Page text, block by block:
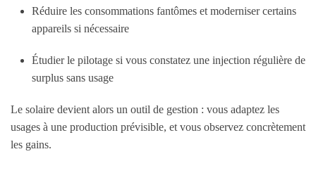
Réduire les consommations fantômes et moderniser certains
appareils si nécessaire
Étudier le pilotage si vous constatez une injection régulière de
surplus sans usage
Le solaire devient alors un outil de gestion : vous adaptez les
usages à une production prévisible, et vous observez concrètement
les gains.